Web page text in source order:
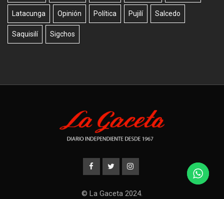
Latacunga Opinión Política Pujilí Salcedo
Saquisilí Sigchos
© La Gaceta 2024.